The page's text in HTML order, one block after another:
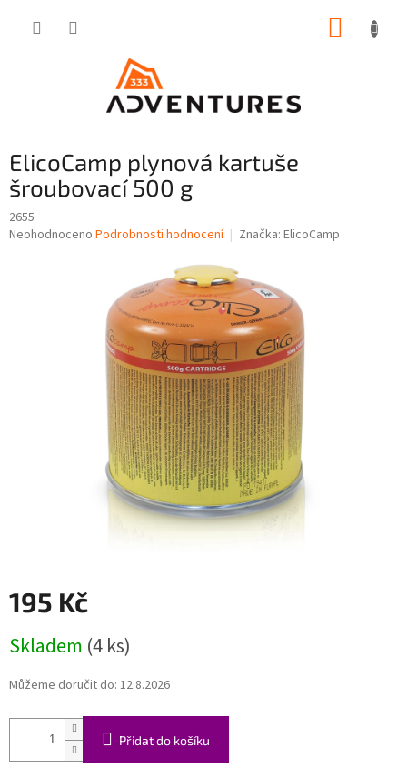
ElicoCamp plynová kartuše
šroubovací 500 g
2655
Průměrné
Neohodnoceno Podrobnosti hodnocení Značka: ElicoCamp
195 Kč
cena:
Skladem (4 ks)
Můžeme doručit do: 12.8.2026
Přidat do košíku